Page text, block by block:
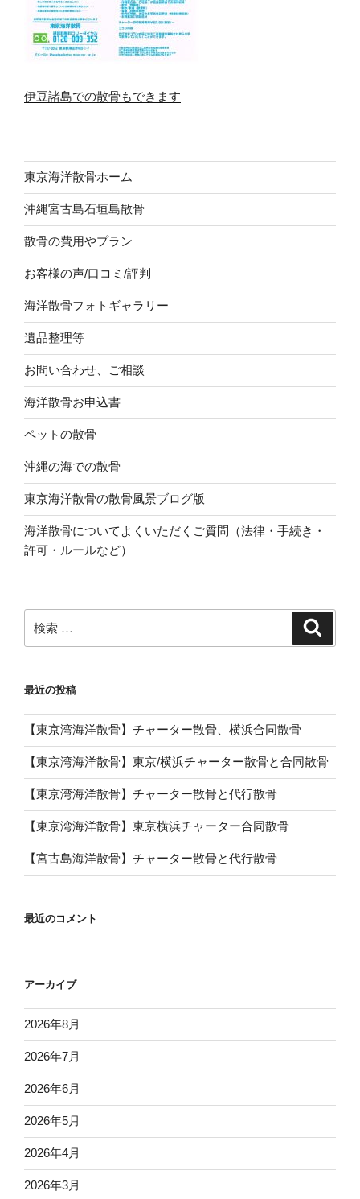
伊豆諸島での散骨もできます
東京海洋散骨ホーム
沖縄宮古島石垣島散骨
散骨の費用やプラン
お客様の声/口コミ/評判
海洋散骨フォトギャラリー
遺品整理等
お問い合わせ、ご相談
海洋散骨お申込書
ペットの散骨
沖縄の海での散骨
東京海洋散骨の散骨風景ブログ版
海洋散骨についてよくいただくご質問（法律・手続き・
許可・ルールなど）
索:
最近の投稿
【東京湾海洋散骨】チャーター散骨、横浜合同散骨
【東京湾海洋散骨】東京/横浜チャーター散骨と合同散骨
【東京湾海洋散骨】チャーター散骨と代行散骨
【東京湾海洋散骨】東京横浜チャーター合同散骨
【宮古島海洋散骨】チャーター散骨と代行散骨
最近のコメント
アーカイブ
2026年8月
2026年7月
2026年6月
2026年5月
2026年4月
2026年3月